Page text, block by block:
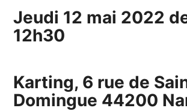
Jeudi 12 mai 2022
12h30
Karting, 6 rue de
Domingue 44200